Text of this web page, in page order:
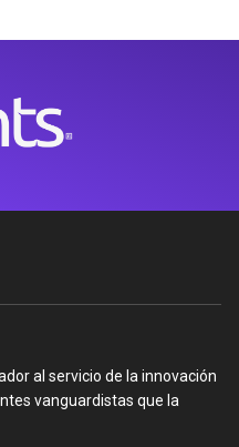
al servicio de la innovación
vanguardistas que la